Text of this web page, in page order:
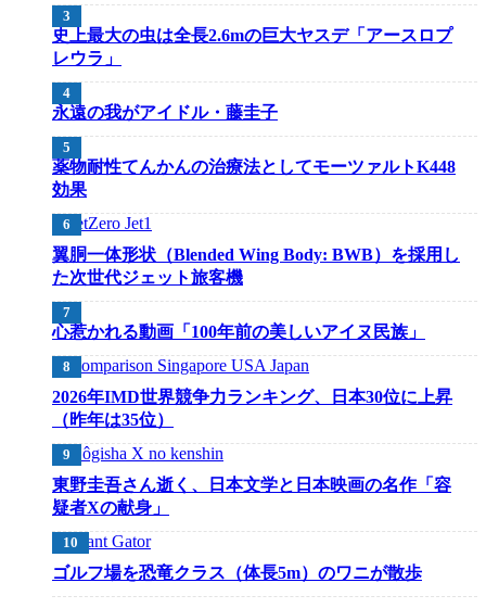
史上最大の虫は全長2.6mの巨大ヤスデ「アースロプ
レウラ」
永遠の我がアイドル・藤圭子
薬物耐性てんかんの治療法としてモーツァルトK448
効果
翼胴一体形状（Blended Wing Body: BWB）を採用し
た次世代ジェット旅客機
心惹かれる動画「100年前の美しいアイヌ民族」
2026年IMD世界競争力ランキング、日本30位に上昇
（昨年は35位）
東野圭吾さん逝く、日本文学と日本映画の名作「容
疑者Xの献身」
ゴルフ場を恐竜クラス（体長5m）のワニが散歩